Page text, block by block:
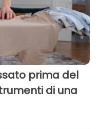
prima del
di una